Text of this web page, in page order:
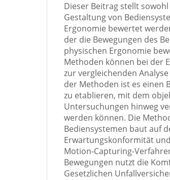
Dieser Beitrag stellt
Gestaltung von
Ergonomie bewertet
der die Bewegungen des
physischen Ergonomie
Methoden können bei der
zur vergleichenden
der Methoden ist es einen
zu etablieren, mit dem
Untersuchungen hinweg
werden können. Die
Bediensystemen baut auf
Erwartungskonformität
Motion-Capturing-
Bewegungen nutzt die
Gesetzlichen